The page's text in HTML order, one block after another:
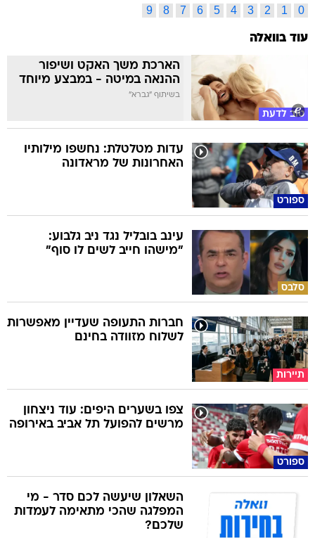
0
1
2
3
4
5
6
7
8
9
עוד בוואלה
טוב לדעת
הארכת משך האקט ושיפור
ההנאה במיטה - במבצע מיוחד
בשיתוף "גברא"
ספורט
עדות מטלטלת: נחשפו מילותיו
האחרונות של מראדונה
סלבס
עינב בובליל נגד ניב גלבוע:
"מישהו חייב לשים לו סוף"
תיירות
חברות התעופה שעדיין מאפשרות
לשלוח מזוודה בחינם
ספורט
צפו בשערים היפים: עוד ניצחון
מרשים להפועל תל אביב באירופה
השאלון שיעשה לכם סדר - מי
המפלגה שהכי מתאימה לעמדות
שלכם?